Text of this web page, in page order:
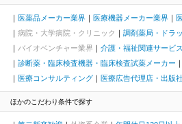
医薬品メーカー業界 医療機器メーカー業界
病院・大学病院・クリニック
調剤薬局・ドラ
バイオベンチャー業界
介護・福祉関連サービス
診断薬・臨床検査機器・臨床検査試薬メーカー
医療コンサルティング
医療広告代理店・出版
ほかのこだわり条件で探す